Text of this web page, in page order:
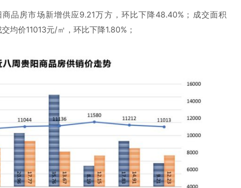
品房市场新增供应9.21万方，环比下降48.40%；成交面积
均价11013元/㎡，环比下降1.80%；